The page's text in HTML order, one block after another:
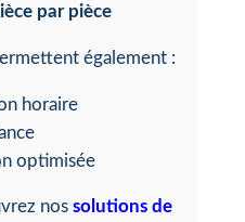
par pièce
également :
horaire
optimisée
nos solutions de